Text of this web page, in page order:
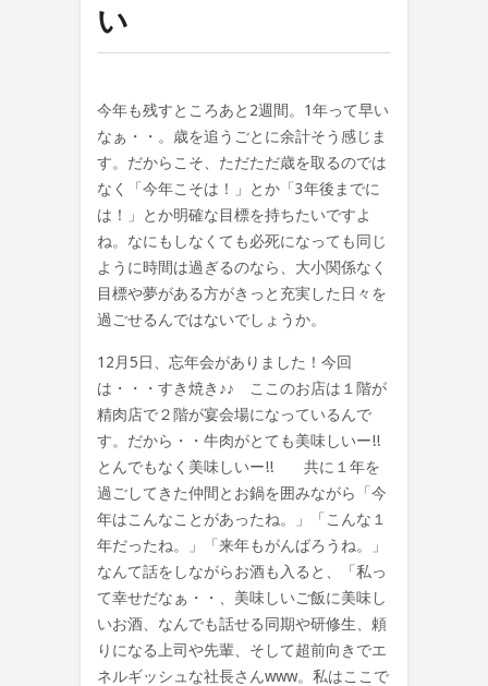
い
今年も残すところあと2週間。1年って早い
なぁ・・。歳を追うごとに余計そう感じま
す。だからこそ、ただただ歳を取るのでは
なく「今年こそは！」とか「3年後までに
は！」とか明確な目標を持ちたいですよ
ね。なにもしなくても必死になっても同じ
ように時間は過ぎるのなら、大小関係なく
目標や夢がある方がきっと充実した日々を
過ごせるんではないでしょうか。
12月5日、忘年会がありました！今回
は・・・すき焼き♪♪ ここのお店は１階が
精肉店で２階が宴会場になっているんで
す。だから・・牛肉がとても美味しいー!!
とんでもなく美味しいー!! 共に１年を
過ごしてきた仲間とお鍋を囲みながら「今
年はこんなことがあったね。」「こんな１
年だったね。」「来年もがんばろうね。」
なんて話をしながらお酒も入ると、「私っ
て幸せだなぁ・・、美味しいご飯に美味し
いお酒、なんでも話せる同期や研修生、頼
りになる上司や先輩、そして超前向きでエ
ネルギッシュな社長さんwww。私はここで